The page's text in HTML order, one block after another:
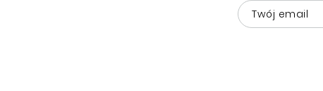
Twój email